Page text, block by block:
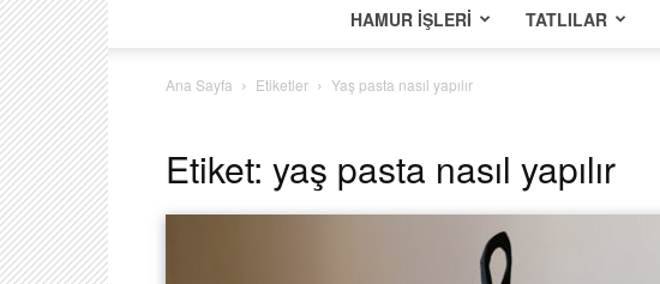
HAMUR İŞLERI TATLILAR
Ana Sayfa Etiketler Yaş pasta nasıl yapılır
Etiket: yaş pasta nasıl yapılır